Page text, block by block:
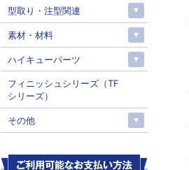
型取り・注型関連
素材・材料
ハイキューパーツ
フィニッシュシリーズ（TF
シリーズ）
その他